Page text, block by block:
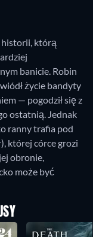
historii, którą
banicie. Robin
życie bandyty
— pogodził się z
ostatnią. Jednak
ranny trafia pod
której córce grozi
obronie,
może być